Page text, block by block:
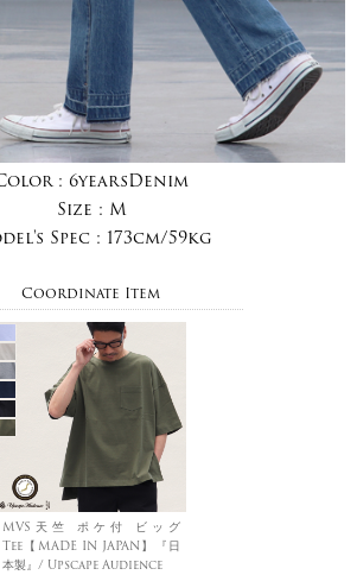
: 6yearsDenim
Size : M
Spec : 173cm/59kg
Coordinate Item
MVS天竺 ポケ付 ビッグ
Tee【MADE IN JAPAN】『日
本製』/ Upscape Audience